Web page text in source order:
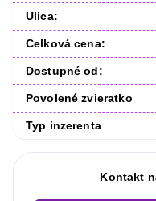
Ulica:
Celková cena:
Dostupné od:
Povolené zvieratko
Typ inzerenta
Kontakt